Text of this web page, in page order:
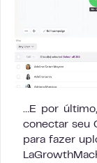
…E por
conectar seu
para fazer